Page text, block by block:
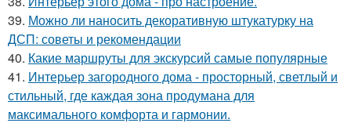
39. Можно ли наносить декоративную штукатурку на
ДСП: советы и рекомендации
40. Какие маршруты для экскурсий самые популярные
41. Интерьер загородного дома - просторный, светлый и
стильный, где каждая зона продумана для
максимального комфорта и гармонии.